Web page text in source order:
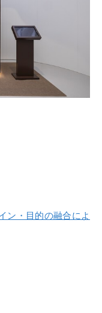
ン・目的の融合によ